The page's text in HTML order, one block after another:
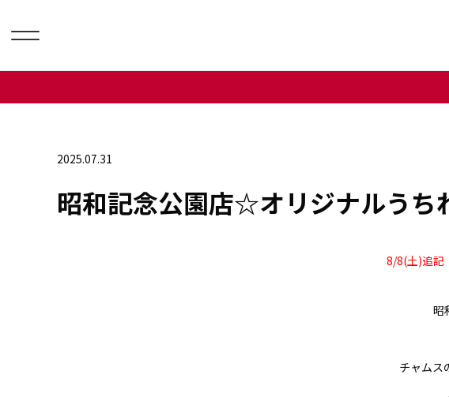
2025.07.31
昭和記念公園店☆オリジナルうち
8/8(土)追記
昭
チャムス